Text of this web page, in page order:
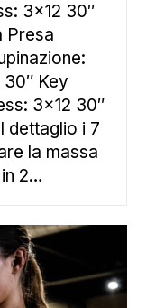
3×12 30″
Presa
Key
3×12 30″
dettaglio i 7
la massa
2…